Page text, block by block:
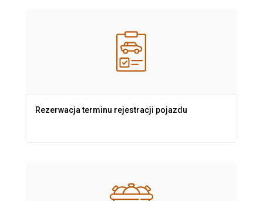
Rezerwacja terminu rejestracji pojazdu